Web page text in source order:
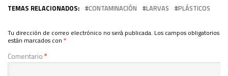
TEMAS RELACIONADOS: CONTAMINACIÓN LARVAS PLÁSTICOS
Tu dirección de correo electrónico no será publicada. Los campos obligatorios
están marcados con *
Comentario*